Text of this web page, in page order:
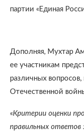
партии «Единая
Дополняя, Мухтар
ее участникам
различных
Отечественной
«Критерии оценки
правильных